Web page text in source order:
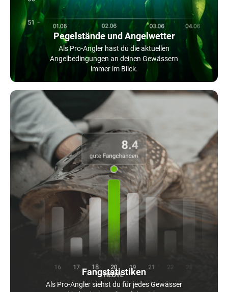
Pegelstände und Angelwetter
Als Pro-Angler hast du die aktuellen
Angelbedingungen an deinen Gewässern
immer im Blick.
Fangstatistiken
Als Pro-Angler siehst du für jedes Gewässer